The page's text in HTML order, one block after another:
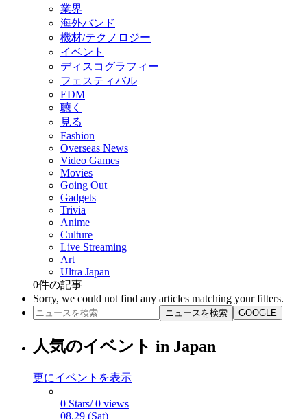
業界
海外バンド
機材/テクノロジー
イベント
ディスコグラフィー
フェスティバル
EDM
聴く
見る
Fashion
Overseas News
Video Games
Movies
Going Out
Gadgets
Trivia
Anime
Culture
Live Streaming
Art
Ultra Japan
0件の記事
Sorry, we could not find any articles matching your filters.
ニュースを検索 GOOGLE
人気のイベント in Japan
更にイベントを表示
0 Stars/ 0 views
08.29 (Sat)